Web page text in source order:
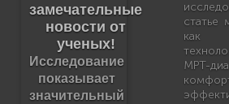
замечательные
новости от
ученых!
Исследование
показывает
значительный
статье
как
МРТ-